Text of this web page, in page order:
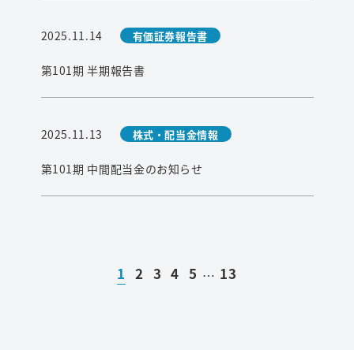
2025.11.14 有価証券報告書
第101期 半期報告書
2025.11.13 株式・配当金情報
第101期 中間配当金のお知らせ
1 2 3 4 5 … 13